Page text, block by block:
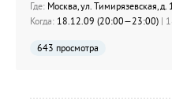
Где: Москва, ул. Тимирязевская, д.
Когда: 18.12.09 (20:00—23:00) |
643 просмотра